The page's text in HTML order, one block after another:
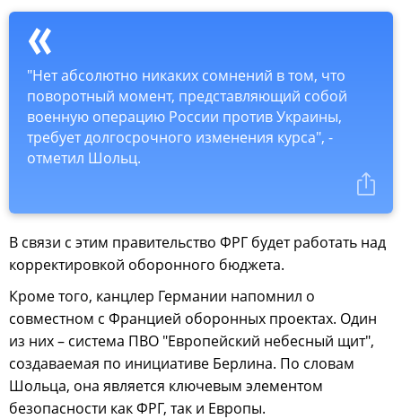
"Нет абсолютно никаких сомнений в том, что
поворотный момент, представляющий собой
военную операцию России против Украины,
требует долгосрочного изменения курса", -
отметил Шольц.
В связи с этим правительство ФРГ будет работать над
корректировкой оборонного бюджета.
Кроме того, канцлер Германии напомнил о
совместном с Францией оборонных проектах. Один
из них – система ПВО "Европейский небесный щит",
создаваемая по инициативе Берлина. По словам
Шольца, она является ключевым элементом
безопасности как ФРГ, так и Европы.